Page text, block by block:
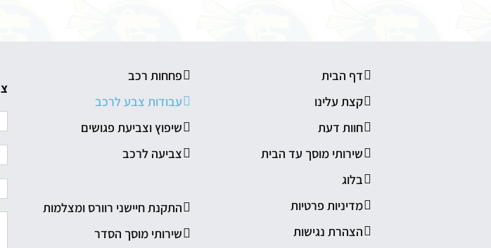
דף הבית
קצת עלינו
חוות דעת
שירותי מוסך עד הבית
בלוג
מדיניות פרטיות
הצהרת נגישות
פחחות רכב
עבודות צבע לרכב
שיפוץ וצביעת פגושים
צביעה לרכב
התקנת חיישני רוורס ומצלמות
שירותי מוסך הסדר